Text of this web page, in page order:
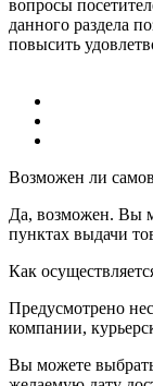
Главная
—
Справочная
вопросы
данного раздела
повысить
Возможен ли
Да, возможен. Вы
пунктах выдачи
Как